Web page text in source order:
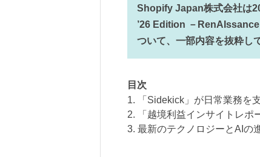
Shopify Japan株式会社は
’26 Edition －
ついて、一部内容を抜粋し
目次
1. 「Sidekick」が日常業務を
2. 「越境利益インサイトレポ
3. 最新のテクノロジーとAIの